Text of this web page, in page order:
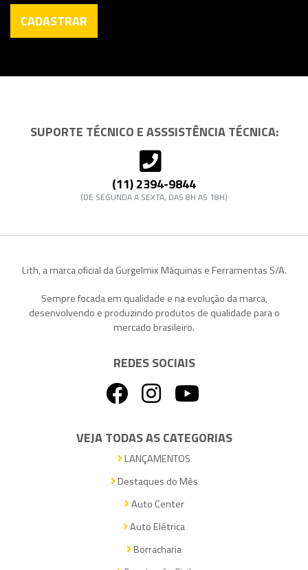
CADASTRAR
SUPORTE TÉCNICO E ASSSISTÊNCIA TÉCNICA:
(11) 2394-9844
(DE SEGUNDA A SEXTA, DAS 8H AS 18H)
Lith, a marca oficial da Gurgelmix Máquinas e Ferramentas S/A.
Sempre focada em qualidade e na evolução da marca,
desenvolvendo e produzindo produtos de qualidade para o
mercado brasileiro.
REDES SOCIAIS
VEJA TODAS AS CATEGORIAS
LANÇAMENTOS
Destaques do Mês
Auto Center
Auto Elétrica
Borracharia